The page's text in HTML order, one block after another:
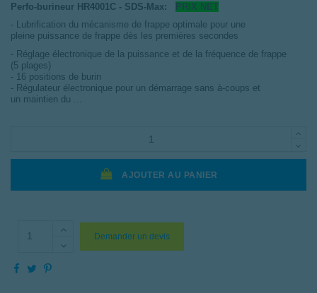
Perfo-burineur HR4001C - SDS-Max:
PRIX NET
- Lubrification du mécanisme de frappe optimale pour une
pleine puissance de frappe dès les premières secondes
- Réglage électronique de la puissance et de la fréquence de frappe
(5 plages)
- 16 positions de burin
- Régulateur électronique pour un démarrage sans à-coups et
un maintien du ...
AJOUTER AU PANIER
Demander un devis